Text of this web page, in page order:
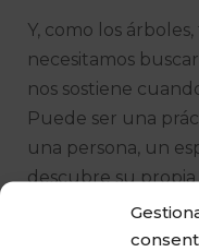
Y, como los
necesitamos
nos sostiene
Puede ser una
una persona, un
descubre su
Vrksasana